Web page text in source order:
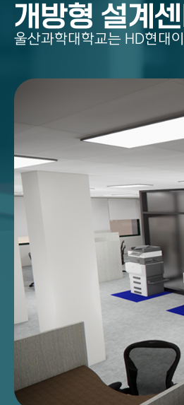
개방형 설계센
울산과학대학교는 HD현대